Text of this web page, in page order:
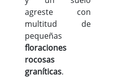
agreste con
multitud de
pequeñas
floraciones
rocosas
graníticas.